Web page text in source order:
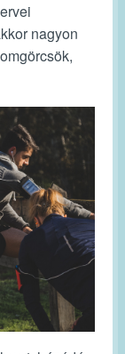
nagyon